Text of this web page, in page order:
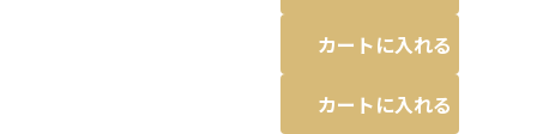
カートに入れる
カートに入れる